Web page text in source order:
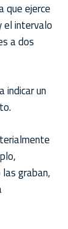
que ejerce
el intervalo
a dos
indicar un
graban,